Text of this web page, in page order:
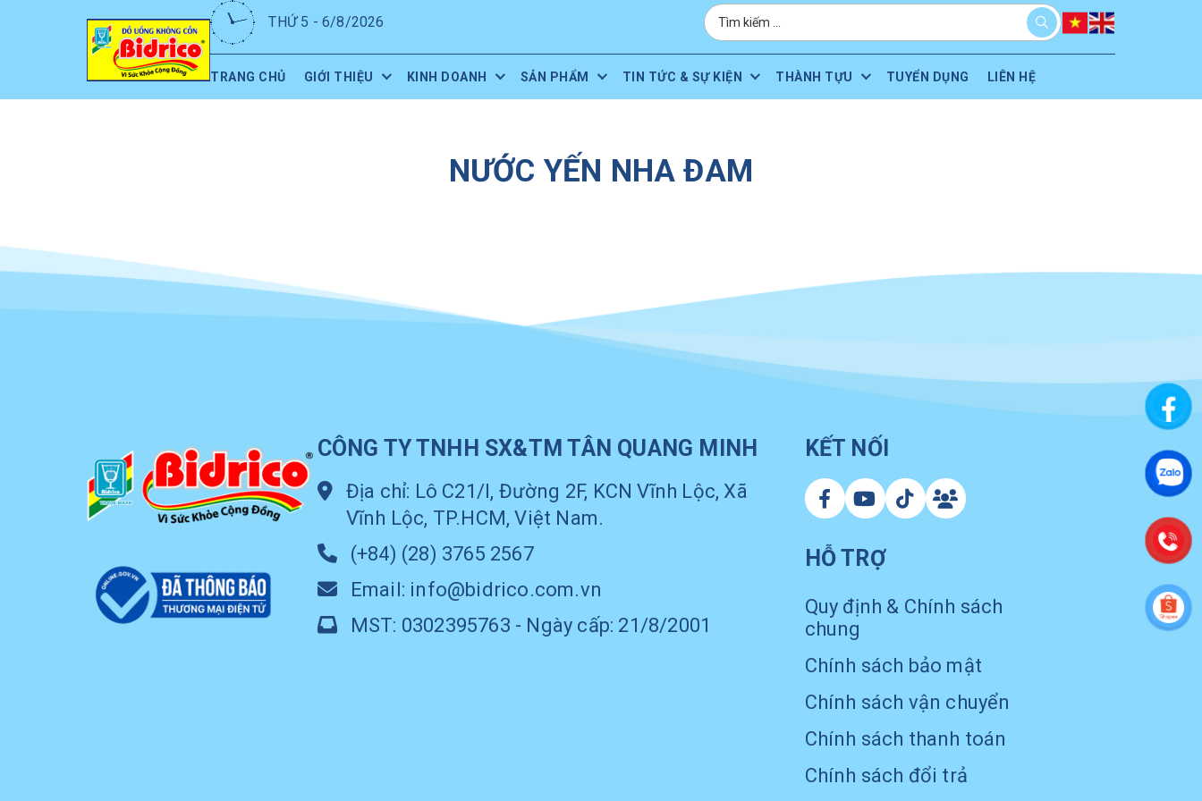
TRANG CHỦ GIỚI THIỆU KINH DOANH SẢN PHẨM TIN TỨC & SỰ KIỆN THÀNH TỰU TUYỂN DỤNG LIÊN HỆ
THỨ 5 - 6/8/2026
NƯỚC YẾN NHA ĐAM
CÔNG TY TNHH SX&TM TÂN QUANG MINH
Địa chỉ: Lô C21/I, Đường 2F, KCN Vĩnh Lộc, Xã
Vĩnh Lộc, TP.HCM, Việt Nam.
(+84) (28) 3765 2567
Email: info@bidrico.com.vn
MST: 0302395763 - Ngày cấp: 21/8/2001
KẾT NỐI
HỖ TRỢ
Quy định & Chính sách
chung
Chính sách bảo mật
Chính sách vận chuyển
Chính sách thanh toán
Chính sách đổi trả